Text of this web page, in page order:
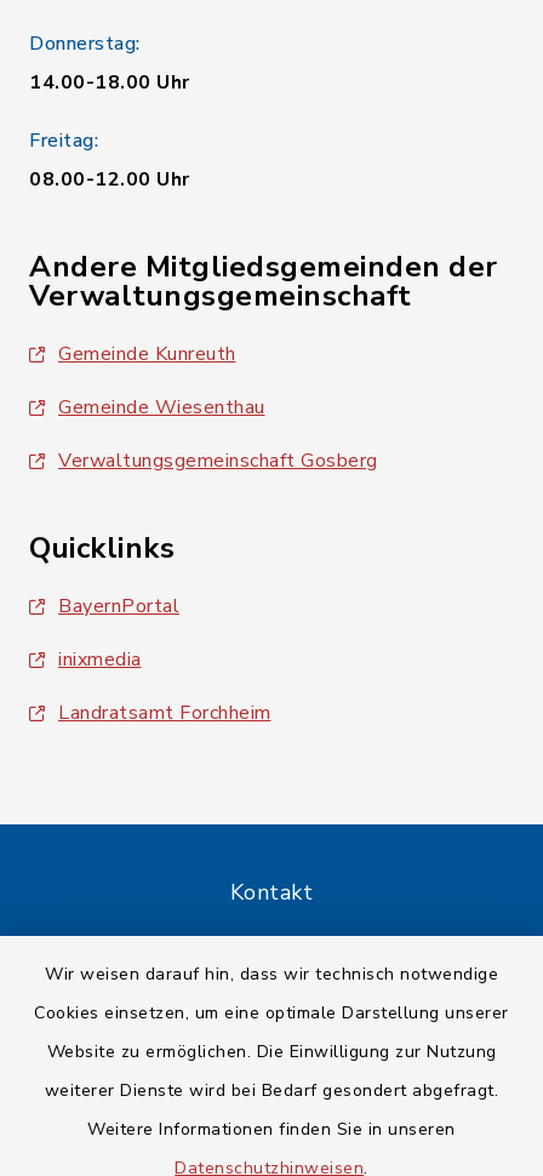
Wir weisen darauf hin, dass wir technisch notwendige
Cookies einsetzen, um eine optimale Darstellung unserer
Website zu ermöglichen. Die Einwilligung zur Nutzung
weiterer Dienste wird bei Bedarf gesondert abgefragt.
Weitere Informationen finden Sie in unseren
Datenschutzhinweisen.
Donnerstag:
14.00-18.00 Uhr
Freitag:
08.00-12.00 Uhr
Andere Mitgliedsgemeinden der
Verwaltungsgemeinschaft
Gemeinde Kunreuth
Gemeinde Wiesenthau
Verwaltungsgemeinschaft Gosberg
Quicklinks
BayernPortal
inixmedia
Landratsamt Forchheim
Kontakt
Datenschutz
Impressum
Sitemap